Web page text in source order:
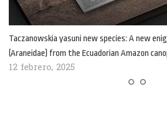
Taczanowskia yasuni new species: A new
(Araneidae) from the Ecuadorian Amazon
12 febrero, 2025